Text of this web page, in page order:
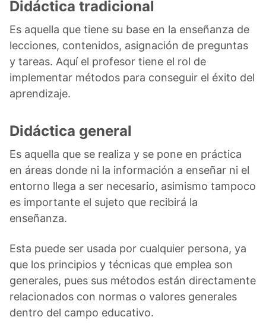
Didáctica tradicional
Es aquella que tiene su base en la enseñanza de
lecciones, contenidos, asignación de preguntas
y tareas. Aquí el profesor tiene el rol de
implementar métodos para conseguir el éxito del
aprendizaje.
Didáctica general
Es aquella que se realiza y se pone en práctica
en áreas donde ni la información a enseñar ni el
entorno llega a ser necesario, asimismo tampoco
es importante el sujeto que recibirá la
enseñanza.
Esta puede ser usada por cualquier persona, ya
que los principios y técnicas que emplea son
generales, pues sus métodos están directamente
relacionados con normas o valores generales
dentro del campo educativo.